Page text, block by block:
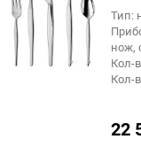
Тип:
нож,
Кол-
Кол-
22